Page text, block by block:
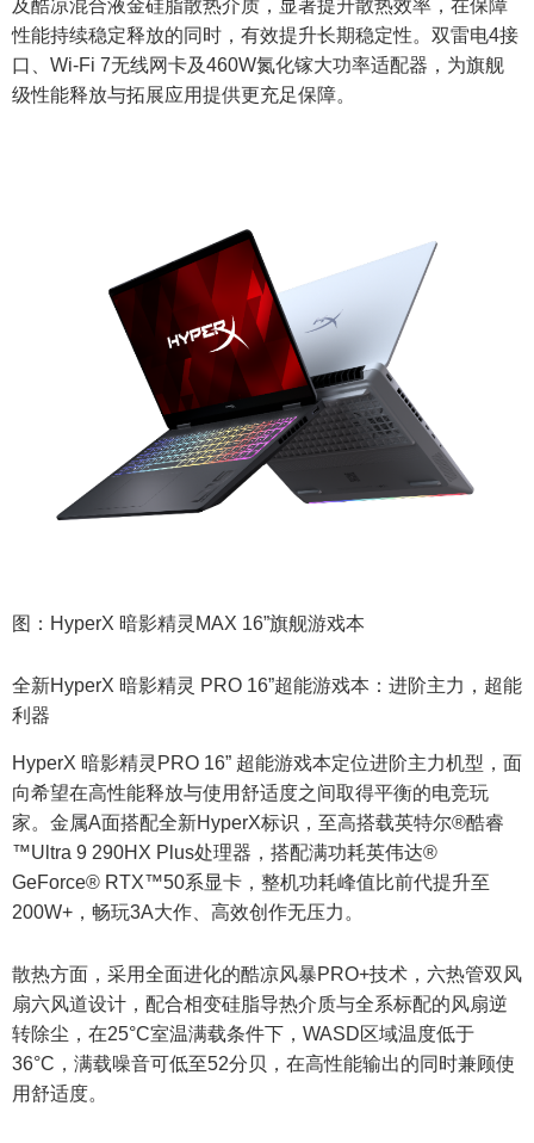
及酷凉混合液金硅脂散热介质，显著提升散热效率，在保障
性能持续稳定释放的同时，有效提升长期稳定性。双雷电4接
口、Wi-Fi 7无线网卡及460W氮化镓大功率适配器，为旗舰
级性能释放与拓展应用提供更充足保障。
图：HyperX 暗影精灵MAX 16”旗舰游戏本
全新HyperX 暗影精灵 PRO 16”超能游戏本：进阶主力，超能
利器
HyperX 暗影精灵PRO 16” 超能游戏本定位进阶主力机型，面
向希望在高性能释放与使用舒适度之间取得平衡的电竞玩
家。金属A面搭配全新HyperX标识，至高搭载英特尔®酷睿
™Ultra 9 290HX Plus处理器，搭配满功耗英伟达®
GeForce® RTX™50系显卡，整机功耗峰值比前代提升至
200W+，畅玩3A大作、高效创作无压力。
散热方面，采用全面进化的酷凉风暴PRO+技术，六热管双风
扇六风道设计，配合相变硅脂导热介质与全系标配的风扇逆
转除尘，在25°C室温满载条件下，WASD区域温度低于
36°C，满载噪音可低至52分贝，在高性能输出的同时兼顾使
用舒适度。